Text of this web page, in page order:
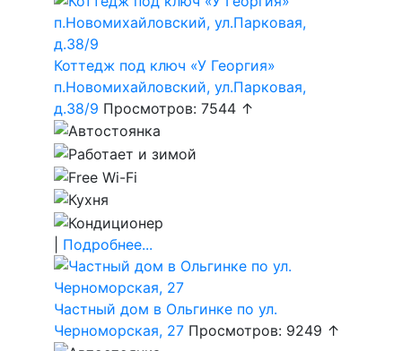
Коттедж под ключ «У Георгия»
п.Новомихайловский, ул.Парковая,
д.38/9 Просмотров: 7544 ↑
Подробнее...
Частный дом в Ольгинке по ул.
Черноморская, 27 Просмотров: 9249 ↑